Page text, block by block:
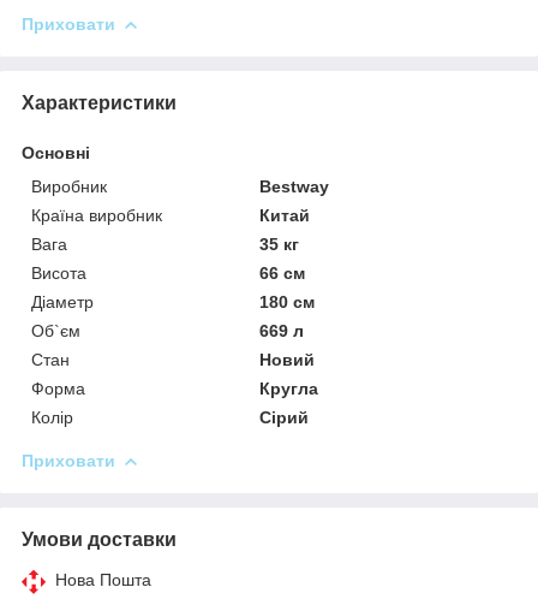
Приховати
Характеристики
Основні
Виробник
Bestway
Країна виробник
Китай
Вага
35 кг
Висота
66 см
Діаметр
180 см
Об`єм
669 л
Стан
Новий
Форма
Кругла
Колір
Сірий
Приховати
Умови доставки
Нова Пошта